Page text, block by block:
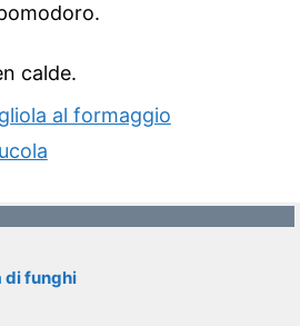
calde.
al formaggio
di funghi